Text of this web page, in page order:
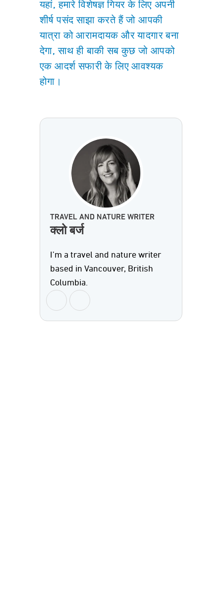
यहां, हमारे विशेषज्ञ गियर के लिए अपनी
शीर्ष पसंद साझा करते हैं जो आपकी
यात्रा को आरामदायक और यादगार बना
देगा, साथ ही बाकी सब कुछ जो आपको
एक आदर्श सफारी के लिए आवश्यक
होगा।
TRAVEL AND NATURE WRITER
क्लो बर्ज
I’m a travel and nature writer
based in Vancouver, British
Columbia.